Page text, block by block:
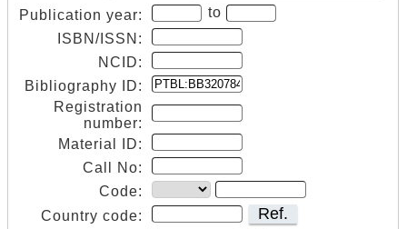
Publication year:
to
ISBN/ISSN:
NCID:
Bibliography ID:
Registration
number:
Material ID:
Call No:
Code:
Country code:
Ref.